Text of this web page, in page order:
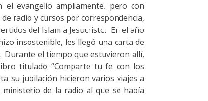
el evangelio ampliamente, pero con
radio y cursos por correspondencia,
del Islam a Jesucristo. En el año
insostenible, les llegó una carta de
Durante el tiempo que estuvieron allí,
titulado “Comparte tu fe con los
su jubilación hicieron varios viajes a
de la radio al que se había